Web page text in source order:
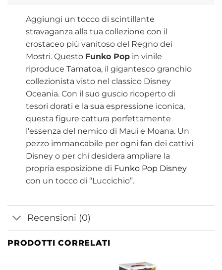
Aggiungi un tocco di scintillante
stravaganza alla tua collezione con il
crostaceo più vanitoso del Regno dei
Mostri. Questo Funko Popin vinile
riproduce Tamatoa, il gigantesco granchio
collezionista visto nel classico Disney
Oceania. Con il suo guscio ricoperto di
tesori dorati e la sua espressione iconica,
questa figure cattura perfettamente
l’essenza del nemico di Maui e Moana. Un
pezzo immancabile per ogni fan dei cattivi
Disney o per chi desidera ampliare la
propria esposizione di Funko Pop Disney
con un tocco di “Luccichio”.
Recensioni (0)
PRODOTTI CORRELATI